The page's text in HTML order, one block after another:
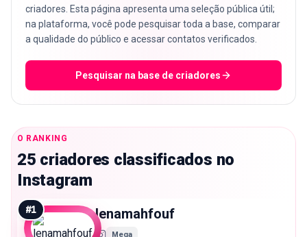
criadores. Esta página apresenta uma seleção pública útil;
na plataforma, você pode pesquisar toda a base, comparar
a qualidade do público e acessar contatos verificados.
Pesquisar na base de criadores
O RANKING
25 criadores classificados no
Instagram
#1 lenamahfouf
Mega